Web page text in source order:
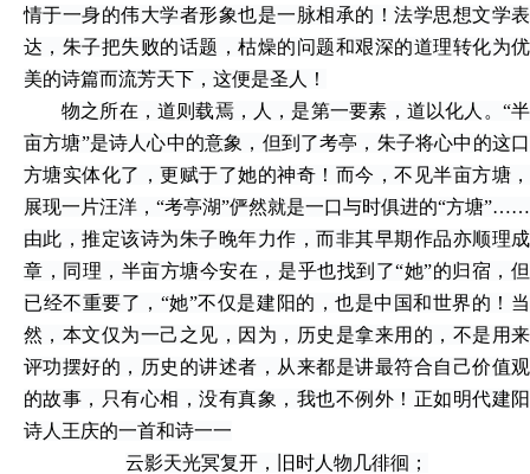
情于一身的伟大学者形象也是一脉相承的！法学思想文学表
达，朱子把失败的话题，枯燥的问题和艰深的道理转化为优
美的诗篇而流芳天下，这便是圣人！
物之所在，道则载焉，人，是第一要素，道以化人。 “半
亩方塘”是诗人心中的意象，但到了考亭，朱子将心中的这口
方塘实体化了，更赋于了她的神奇！而今，不见半亩方塘，
展现一片汪洋，“考亭湖”俨然就是一口与时俱进的“方塘”……
由此，推定该诗为朱子晚年力作，而非其早期作品亦顺理成
章，同理，半亩方塘今安在，是乎也找到了“她”的归宿，但
已经不重要了，“她”不仅是建阳的，也是中国和世界的！当
然，本文仅为一己之见，因为，历史是拿来用的，不是用来
评功摆好的，历史的讲述者，从来都是讲最符合自己价值观
的故事，只有心相，没有真象，我也不例外！正如明代建阳
诗人王庆的一首和诗一一
云影天光冥复开，旧时人物几徘徊；